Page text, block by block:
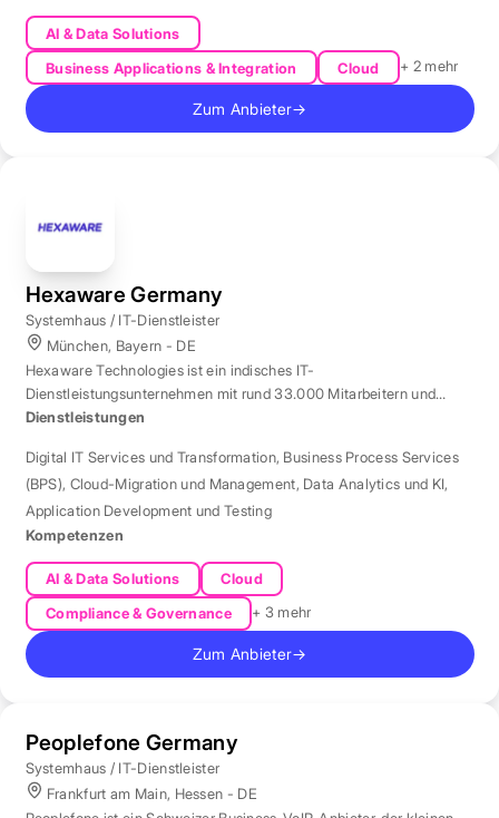
AI & Data Solutions
Business Applications & Integration
Cloud + 2 mehr
Zum Anbieter→
Hexaware Germany
Systemhaus / IT-Dienstleister
München, Bayern - DE
Hexaware Technologies ist ein indisches IT-
Dienstleistungsunternehmen mit rund 33.000 Mitarbeitern und
Standort München für Automatisierung und KI.
Dienstleistungen
Digital IT Services und Transformation, Business Process Services
(BPS), Cloud-Migration und Management, Data Analytics und KI,
Application Development und Testing
Kompetenzen
AI & Data Solutions
Cloud
Compliance & Governance
+ 3 mehr
Zum Anbieter→
Peoplefone Germany
Systemhaus / IT-Dienstleister
Frankfurt am Main, Hessen - DE